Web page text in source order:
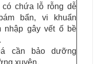
có chứa lỗ rỗng dễ
bẩn, vi khuẩn
nhập gây vết ố bề
cần bảo dưỡng
xuyên.